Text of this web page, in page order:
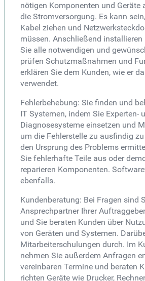
nötigen Komponenten und Geräte
die Stromversorgung. Es kann
Kabel ziehen und
müssen. Anschließend
Sie alle notwendigen und
prüfen Schutzmaßnahmen und
erklären Sie dem Kunden, wie er
verwendet.
Fehlerbehebung: Sie finden und
IT Systemen, indem Sie Experten-
Diagnosesysteme einsetzen und
um die Fehlerstelle zu ausfindig
den Ursprung des Problems
Sie fehlerhafte Teile aus oder
reparieren Komponenten.
ebenfalls.
Kundenberatung: Bei Fragen sind
Ansprechpartner Ihrer
und Sie beraten Kunden über
von Geräten und Systemen.
Mitarbeiterschulungen durch. Im
nehmen Sie außerdem Anfragen
vereinbaren Termine und beraten
richten Geräte wie Drucker,